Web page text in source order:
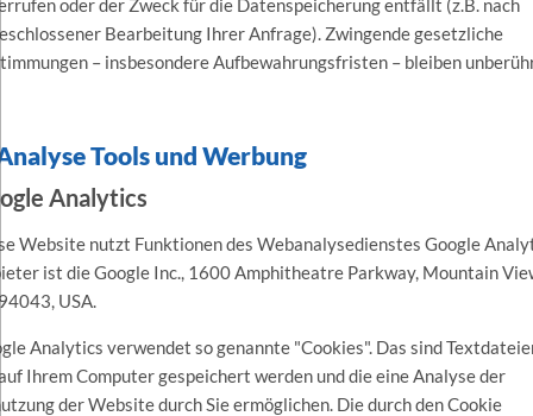
oder der Zweck für die Datenspeicherung entfällt (z.B. nach
Bearbeitung Ihrer Anfrage). Zwingende gesetzliche
– insbesondere Aufbewahrungsfristen – bleiben
Tools und Werbung
Analytics
Website nutzt Funktionen des Webanalysedienstes Google
ist die Google Inc., 1600 Amphitheatre Parkway, Mountain
USA.
Analytics verwendet so genannte "Cookies". Das sind
Ihrem Computer gespeichert werden und die eine Analyse der
der Website durch Sie ermöglichen. Die durch den Cookie